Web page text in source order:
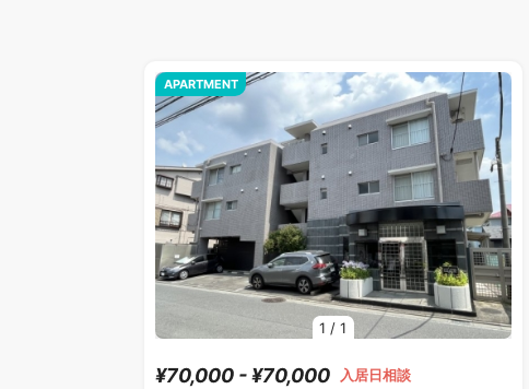
1 /1
APARTMENT
¥70,000 - ¥70,000 入居日相談